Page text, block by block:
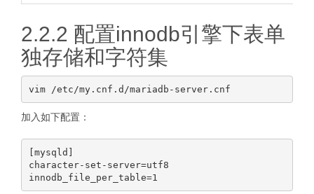
2.2.2 配置innodb引擎下表单
独存储和字符集
加入如下配置：
[mysqld]
character-set-server=utf8